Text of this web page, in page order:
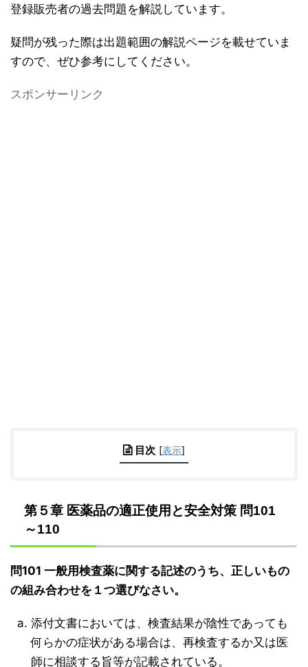
登録販売者の過去問題を解説しています。
疑問が残った際は出題範囲の解説ページを載せていま
すので、ぜひ参考にしてください。
スポンサーリンク
目次 [表示]
第５章 医薬品の適正使用と安全対策 問101
～110
問101 一般用検査薬に関する記述のうち、正しいもの
の組み合わせを１つ選びなさい。
添付文書においては、検査結果が陰性であっても
何らかの症状がある場合は、再検査するか又は医
師に相談する旨等が記載されている。